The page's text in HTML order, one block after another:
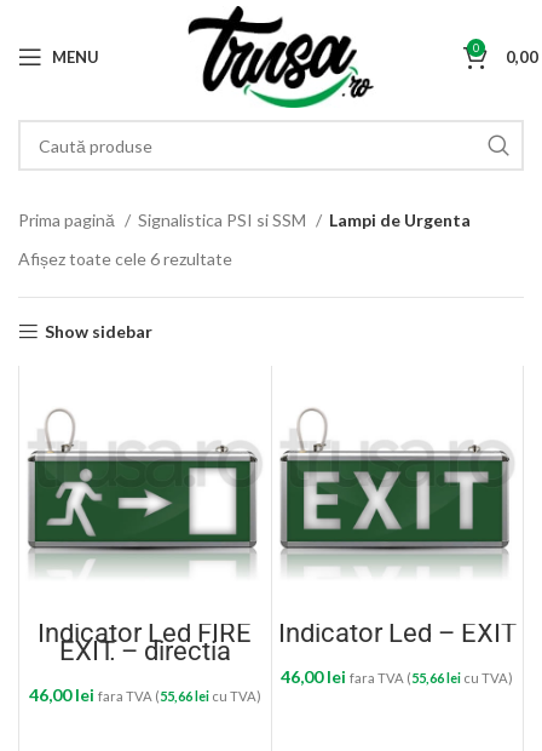
MENU 0 0,00
Prima pagină Signalistica PSI si SSM
Lampi de Urgenta
Afișez toate cele 6 rezultate
Show sidebar
Indicator Led FIRE
EXIT – directia
dreapta
46,00lei fara TVA (55,66leicu TVA)
Indicator Led – EXIT
46,00lei fara TVA (55,66lei cu TVA)